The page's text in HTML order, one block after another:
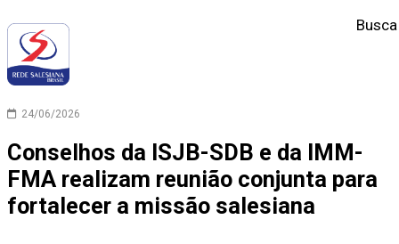
Busca
24/06/2026
Conselhos da ISJB-SDB e da IMM-
FMA realizam reunião conjunta para
fortalecer a missão salesiana